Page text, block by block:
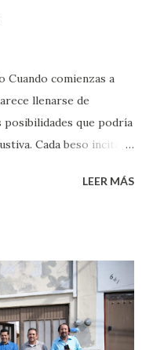
Cuando comienzas a
llenarse de
posibilidades que podría
Cada beso incita
El problema es
saber. Pero incluso
no son expertos
algo nuevo que
conocer. Si eres una
LEER MÁS